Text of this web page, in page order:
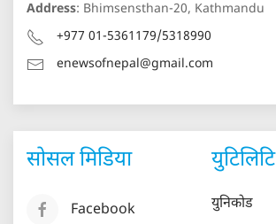
Address: Bhimsensthan-20, Kathmandu
+977 01-5361179/5318990
enewsofnepal@gmail.com
सोसल मिडिया
Facebook
युटिलिटि
युनिकोड